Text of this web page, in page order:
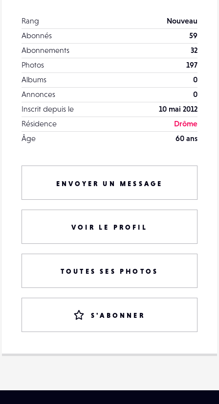
Rang
Nouveau
Abonnés
59
Abonnements
32
Photos
197
Albums
0
Annonces
0
Inscrit depuis le
10 mai 2012
Résidence
Drôme
Âge
60 ans
ENVOYER UN MESSAGE
VOIR LE PROFIL
TOUTES SES PHOTOS
S'ABONNER